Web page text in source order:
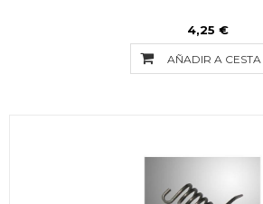
4,25 €
AÑADIR A CESTA